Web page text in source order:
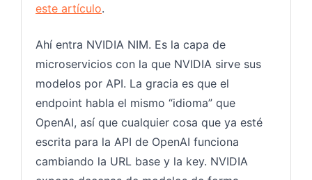
este artículo.
Ahí entra NVIDIA NIM. Es la capa de
microservicios con la que NVIDIA sirve sus
modelos por API. La gracia es que el
endpoint habla el mismo “idioma” que
OpenAI, así que cualquier cosa que ya esté
escrita para la API de OpenAI funciona
cambiando la URL base y la key. NVIDIA